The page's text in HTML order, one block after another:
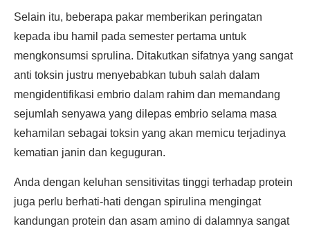
Selain itu, beberapa pakar memberikan peringatan
kepada ibu hamil pada semester pertama untuk
mengkonsumsi sprulina. Ditakutkan sifatnya yang sangat
anti toksin justru menyebabkan tubuh salah dalam
mengidentifikasi embrio dalam rahim dan memandang
sejumlah senyawa yang dilepas embrio selama masa
kehamilan sebagai toksin yang akan memicu terjadinya
kematian janin dan keguguran.
Anda dengan keluhan sensitivitas tinggi terhadap protein
juga perlu berhati-hati dengan spirulina mengingat
kandungan protein dan asam amino di dalamnya sangat